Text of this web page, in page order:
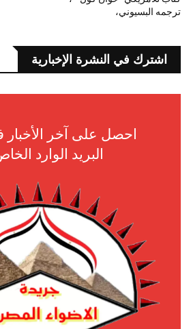
ترجمه البسيوني،
اشترك في النشرة الإخبارية
احصل على آخر
البريد الوارد